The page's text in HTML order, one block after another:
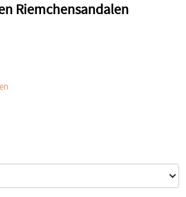
Riemchensandalen